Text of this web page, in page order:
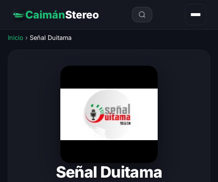
CaimánStereo
Inicio › Señal Duitama
Señal Duitama